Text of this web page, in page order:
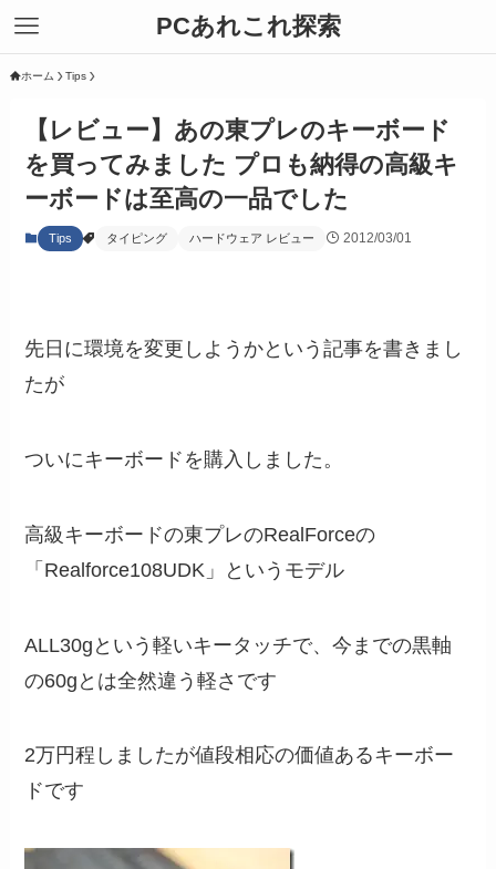
PCあれこれ探索
ホーム Tips
【レビュー】あの東プレのキーボード
を買ってみました プロも納得の高級キ
ーボードは至高の一品でした
Tips タイピング ハードウェア レビュー 2012/03/01
先日に環境を変更しようかという記事を書きまし
たが
ついにキーボードを購入しました。
高級キーボードの東プレのRealForceの
「Realforce108UDK」というモデル
ALL30gという軽いキータッチで、今までの黒軸
の60gとは全然違う軽さです
2万円程しましたが値段相応の価値あるキーボー
ドです